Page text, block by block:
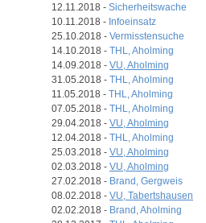
12.11.2018 - Sicherheitswache
10.11.2018 - Infoeinsatz
25.10.2018 - Vermisstensuche
14.10.2018 - THL, Aholming
14.09.2018 - VU, Aholming
31.05.2018 - THL, Aholming
11.05.2018 - THL, Aholming
07.05.2018 - THL, Aholming
29.04.2018 - VU, Aholming
12.04.2018 - THL, Aholming
25.03.2018 - VU, Aholming
02.03.2018 - VU, Aholming
27.02.2018 - Brand, Gergweis
08.02.2018 - VU, Tabertshausen
02.02.2018 - Brand, Aholming